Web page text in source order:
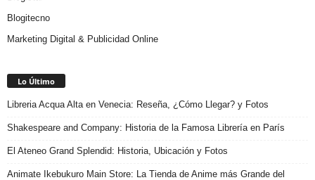
Blogitecno
Marketing Digital & Publicidad Online
Lo Último
Libreria Acqua Alta en Venecia: Reseña, ¿Cómo Llegar? y Fotos
Shakespeare and Company: Historia de la Famosa Librería en París
El Ateneo Grand Splendid: Historia, Ubicación y Fotos
Animate Ikebukuro Main Store: La Tienda de Anime más Grande del